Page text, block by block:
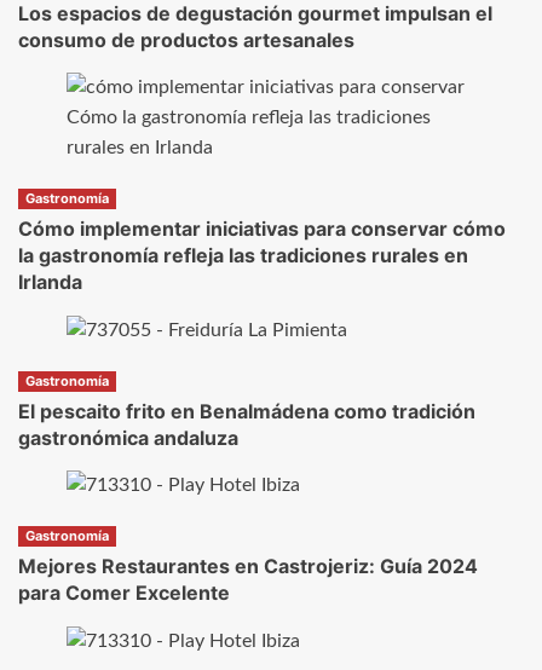
Los espacios de degustación gourmet impulsan el
consumo de productos artesanales
Gastronomía
Cómo implementar iniciativas para conservar cómo
la gastronomía refleja las tradiciones rurales en
Irlanda
Gastronomía
El pescaito frito en Benalmádena como tradición
gastronómica andaluza
Gastronomía
Mejores Restaurantes en Castrojeriz: Guía 2024
para Comer Excelente